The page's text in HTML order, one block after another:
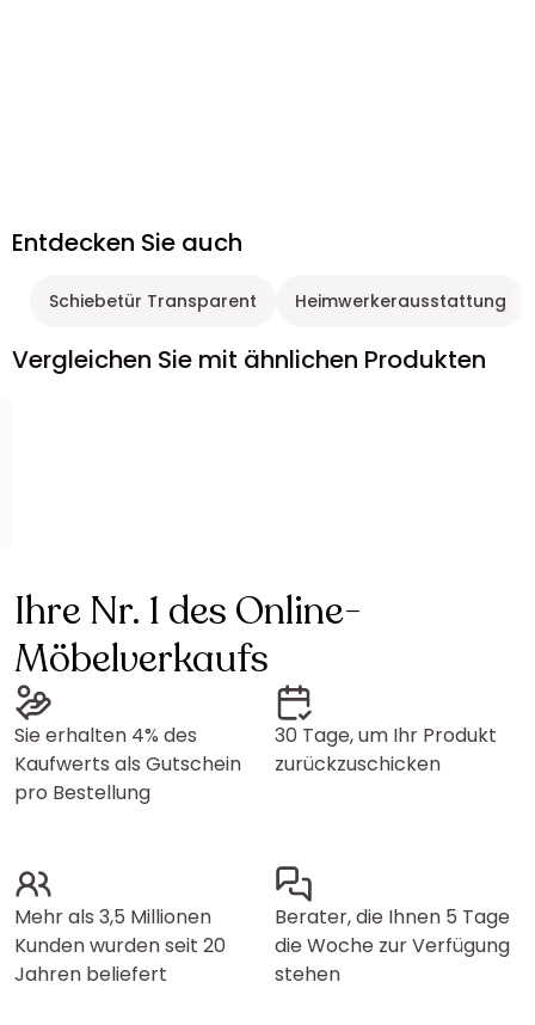
Entdecken Sie auch
Schiebetür Transparent Heimwerkerausstattung
Vergleichen Sie mit ähnlichen Produkten
Ihre Nr. 1 des Online-
Möbelverkaufs
Sie erhalten 4% des
Kaufwerts als Gutschein
pro Bestellung
30 Tage, um Ihr Produkt
zurückzuschicken
Mehr als 3,5 Millionen
Kunden wurden seit 20
Jahren beliefert
Berater, die Ihnen 5 Tage
die Woche zur Verfügung
stehen